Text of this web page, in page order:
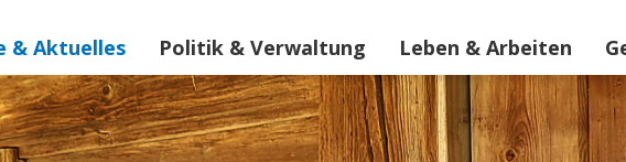
& Aktuelles Politik & Verwaltung Leben & Arbeiten